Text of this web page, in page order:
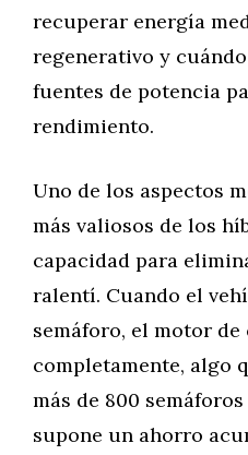
recuperar energía
regenerativo y
fuentes de potencia
rendimiento.
Uno de los aspectos
más valiosos de los
capacidad para
ralentí. Cuando el
semáforo, el motor
completamente, algo
más de 800
supone un ahorro